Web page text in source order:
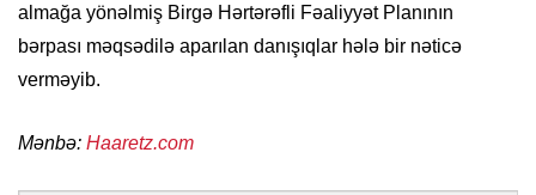
almağa yönəlmiş Birgə Hərtərəfli Fəaliyyət Planının
bərpası məqsədilə aparılan danışıqlar hələ bir nəticə
verməyib.
Mənbə: Haaretz.com